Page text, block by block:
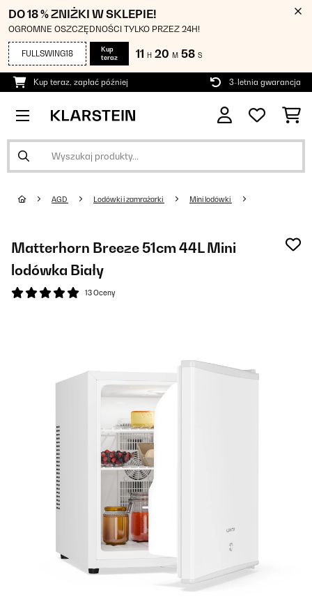
DO 18 % ZNIŻKI W SKLEPIE!
OGROMNE OSZCZĘDNOŚCI TYLKO PRZEZ 24H!
FULLSWING18
Kup
teraz
11 H 20 M 58 S
Kup teraz, zapłać później 3-letnia gwarancja
AGD Lodówki i zamrażarki Mini lodówki
Matterhorn Breeze 51cm 44L Mini
lodówka Biały
13 Oceny